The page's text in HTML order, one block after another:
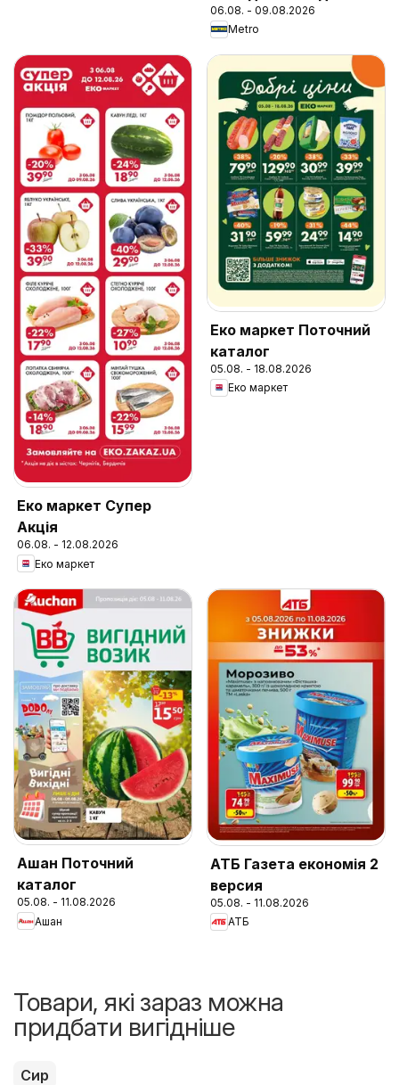
06.08. - 09.08.2026
Metro
Еко маркет Супер
Акція
06.08. - 12.08.2026
Еко маркет
Еко маркет Поточний
каталог
05.08. - 18.08.2026
Еко маркет
Ашан Поточний
каталог
05.08. - 11.08.2026
Ашан
АТБ Газета економія 2
версия
05.08. - 11.08.2026
АТБ
Товари, які зараз можна
придбати вигідніше
Сир